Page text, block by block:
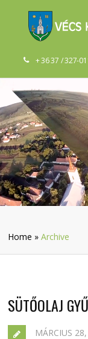
+ 36 37 / 327-
Home »Archive
SÜTŐOLAJ
MÁRCIUS